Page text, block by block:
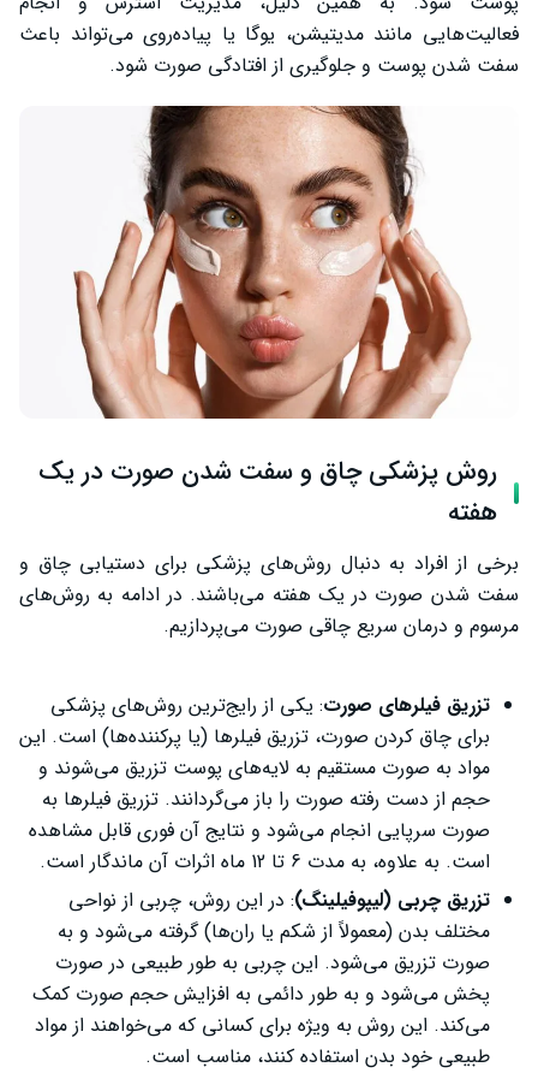
فعالیت‌هایی مانند مدیتیشن، یوگا یا پیاده‌روی می‌تواند باعث
سفت شدن پوست و جلوگیری از افتادگی صورت شود.
روش پزشکی چاق و سفت شدن صورت در یک
هفته
برخی از افراد به دنبال روش‌های پزشکی برای دستیابی چاق و
سفت شدن صورت در یک هفته می‌باشند. در ادامه به روش‌های
مرسوم و درمان سریع چاقی صورت می‌پردازیم.
تزریق فیلرهای صورت: یکی از رایج‌ترین روش‌های پزشکی
برای چاق کردن صورت، تزریق فیلرها (یا پرکننده‌ها) است. این
مواد به صورت مستقیم به لایه‌های پوست تزریق می‌شوند و
حجم از دست رفته صورت را باز می‌گردانند. تزریق فیلرها به
صورت سرپایی انجام می‌شود و نتایج آن فوری قابل مشاهده
است. به علاوه، به مدت 6 تا 12 ماه اثرات آن ماندگار است.
تزریق چربی (لیپوفیلینگ): در این روش، چربی از نواحی
مختلف بدن (معمولاً از شکم یا ران‌ها) گرفته می‌شود و به
صورت تزریق می‌شود. این چربی به طور طبیعی در صورت
پخش می‌شود و به طور دائمی به افزایش حجم صورت کمک
می‌کند. این روش به ویژه برای کسانی که می‌خواهند از مواد
طبیعی خود بدن استفاده کنند، مناسب است.